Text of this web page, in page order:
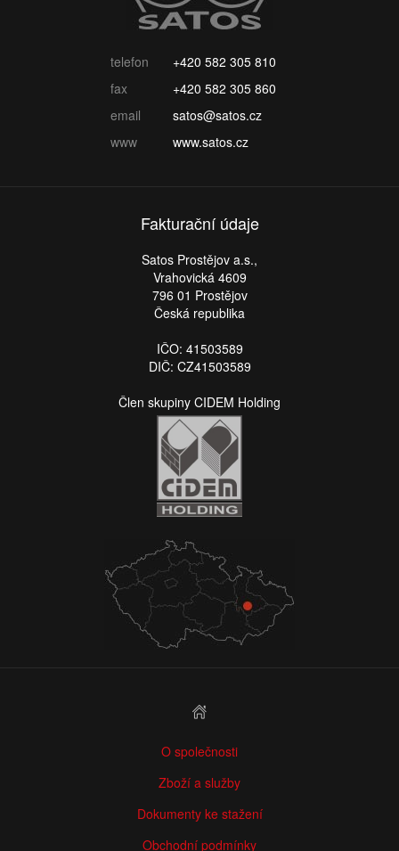
telefon
+420 582 305 810
fax
+420 582 305 860
email
satos@satos.cz
www
www.satos.cz
Fakturační údaje
Satos Prostějov a.s.,
Vrahovická 4609
796 01 Prostějov
Česká republika
IČO: 41503589
DIČ: CZ41503589
Člen skupiny CIDEM Holding
O společnosti
Zboží a služby
Dokumenty ke stažení
Obchodní podmínky